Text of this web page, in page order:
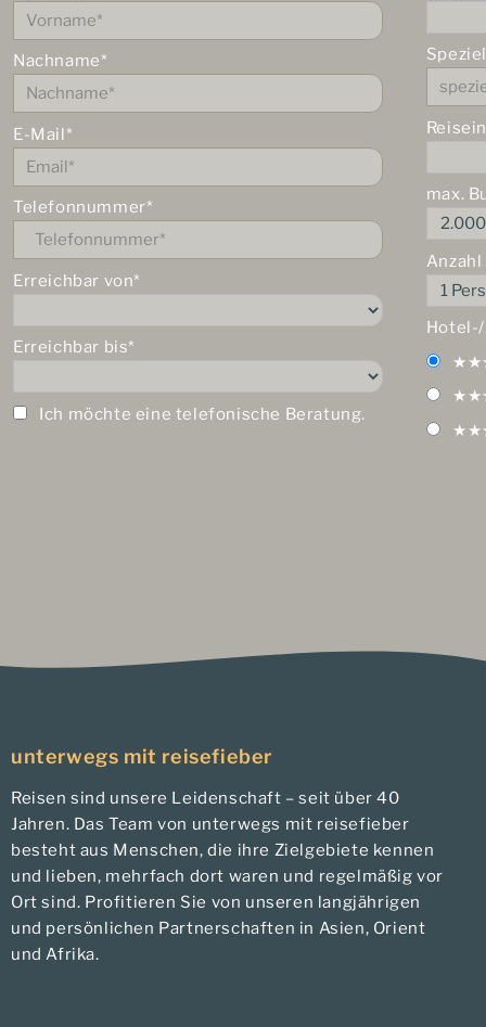
Nachname*
E-Mail*
Telefonnummer*
Erreichbar von*
Erreichbar bis*
Ich möchte eine telefonische Beratung.
max.
unterwegs mit reisefieber
Reisen sind unsere Leidenschaft – seit über 40
Jahren. Das Team von unterwegs mit reisefieber
besteht aus Menschen, die ihre Zielgebiete kennen
und lieben, mehrfach dort waren und regelmäßig vor
Ort sind. Profitieren Sie von unseren langjährigen
und persönlichen Partnerschaften in Asien, Orient
und Afrika.